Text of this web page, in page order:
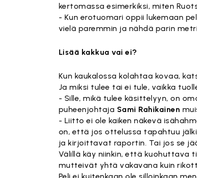
kertomassa esimerkiksi, miten
- Kun erotuomari oppii lukemaan
vielä paremmin ja nähdä parin
Lisää kakkua vai ei?
Kun kaukalossa kolahtaa kovaa,
Ja miksi tulee tai ei tule, vaikka
- Sille, mikä tulee käsittelyyn, on
puheenjohtaja Sami Rahikainen
- Liitto ei ole kaiken näkevä
on, että jos ottelussa tapahtuu
ja kirjoittavat raportin. Tai jos se
Välillä käy niinkin, että kuohuttava
mutteivät yhtä vakavana kuin